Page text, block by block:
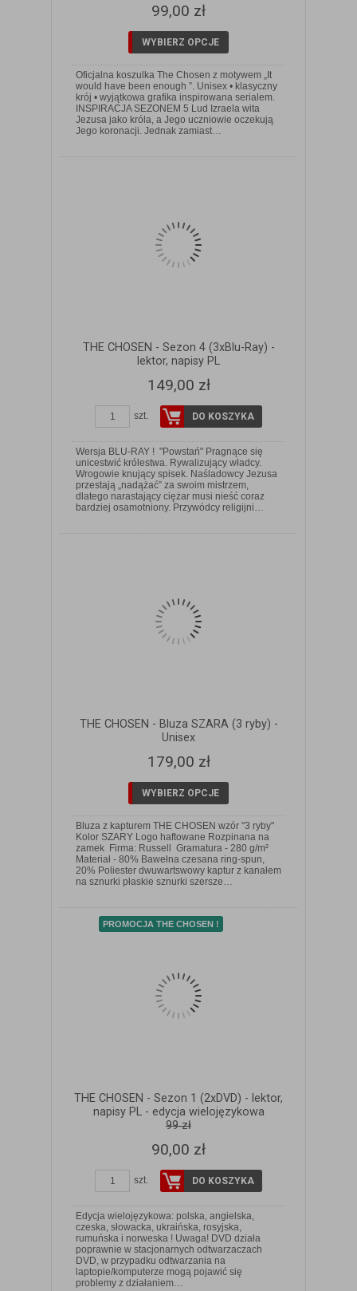
99,00 zł
WYBIERZ OPCJE
Oficjalna koszulka The Chosen z motywem „It
would have been enough ”. Unisex • klasyczny
krój • wyjątkowa grafika inspirowana serialem.
INSPIRACJA SEZONEM 5 Lud Izraela wita
Jezusa jako króla, a Jego uczniowie oczekują
Jego koronacji. Jednak zamiast…
ZOBACZ SZCZEGÓŁY
THE CHOSEN - Sezon 4 (3xBlu-Ray) -
lektor, napisy PL
149,00 zł
szt. DO KOSZYKA
Wersja BLU-RAY ! "Powstań" Pragnące się
unicestwić królestwa. Rywalizujący władcy.
Wrogowie knujący spisek. Naśladowcy Jezusa
przestają „nadążać” za swoim mistrzem,
dlatego narastający ciężar musi nieść coraz
bardziej osamotniony. Przywódcy religijni…
ZOBACZ SZCZEGÓŁY
THE CHOSEN - Bluza SZARA (3 ryby) -
Unisex
179,00 zł
WYBIERZ OPCJE
Bluza z kapturem THE CHOSEN wzór "3 ryby"
Kolor SZARY Logo haftowane Rozpinana na
zamek Firma: Russell Gramatura - 280 g/m²
Materiał - 80% Bawełna czesana ring-spun,
20% Poliester dwuwartswowy kaptur z kanałem
na sznurki płaskie sznurki szersze…
ZOBACZ SZCZEGÓŁY
PROMOCJA THE CHOSEN !
THE CHOSEN - Sezon 1 (2xDVD) - lektor,
napisy PL - edycja wielojęzykowa
99 zł
90,00 zł
szt. DO KOSZYKA
Edycja wielojęzykowa: polska, angielska,
czeska, słowacka, ukraińska, rosyjska,
rumuńska i norweska ! Uwaga! DVD działa
poprawnie w stacjonarnych odtwarzaczach
DVD, w przypadku odtwarzania na
laptopie/komputerze mogą pojawić się
problemy z działaniem…